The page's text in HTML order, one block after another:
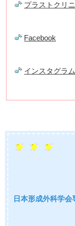
プラストクリ
Facebook
インスタグラム
日本形成外科学会